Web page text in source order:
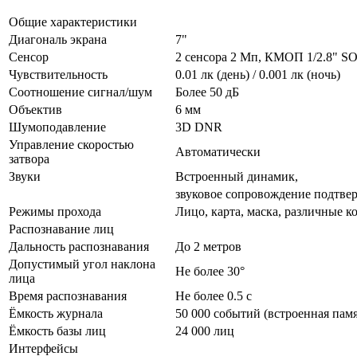
Общие характеристики
Диагональ экрана
7"
Сенсор
2 сенсора 2 Мп, КМОП 1/2.8"
Чувствительность
0.01 лк (день) / 0.001 лк (ночь)
Соотношение сигнал/шум
Более 50 дБ
Объектив
6 мм
Шумоподавление
3D DNR
Управление скоростью
затвора
Автоматически
Звуки
Встроенный динамик,
звуковое сопровождение
Режимы прохода
Лицо, карта, маска, различные
Распознавание лиц
Дальность распознавания
До 2 метров
Допустимый угол наклона
лица
Не более 30°
Время распознавания
Не более 0.5 с
Ёмкость журнала
50 000 событий (встроенная
Ёмкость базы лиц
24 000 лиц
Интерфейсы